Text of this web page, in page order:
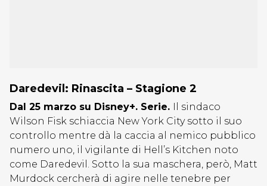
Daredevil: Rinascita – Stagione 2
Dal 25 marzo su Disney+. Serie. Il sindaco
Wilson Fisk schiaccia New York City sotto il suo
controllo mentre dà la caccia al nemico pubblico
numero uno, il vigilante di Hell’s Kitchen noto
come Daredevil. Sotto la sua maschera, però, Matt
Murdock cercherà di agire nelle tenebre per